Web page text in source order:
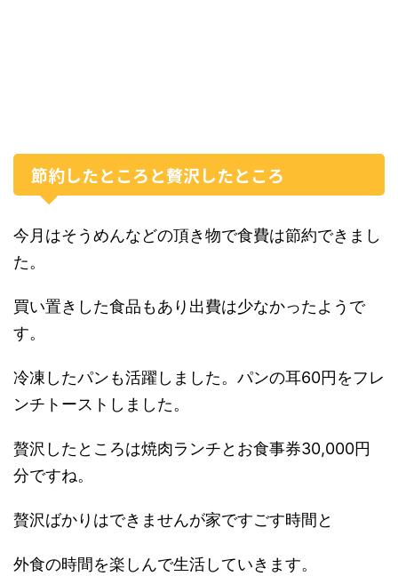
節約したところと贅沢したところ
今月はそうめんなどの頂き物で食費は節約できまし
た。
買い置きした食品もあり出費は少なかったようで
す。
冷凍したパンも活躍しました。パンの耳60円をフレ
ンチトーストしました。
贅沢したところは焼肉ランチとお食事券30,000円
分ですね。
贅沢ばかりはできませんが家ですごす時間と
外食の時間を楽しんで生活していきます。